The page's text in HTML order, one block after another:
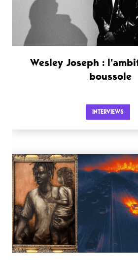
Wesley Joseph :
boussole
INTERVIEWS